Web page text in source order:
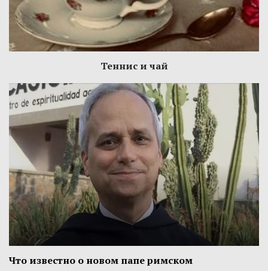
Теннис и чай
Что известно о новом папе римском